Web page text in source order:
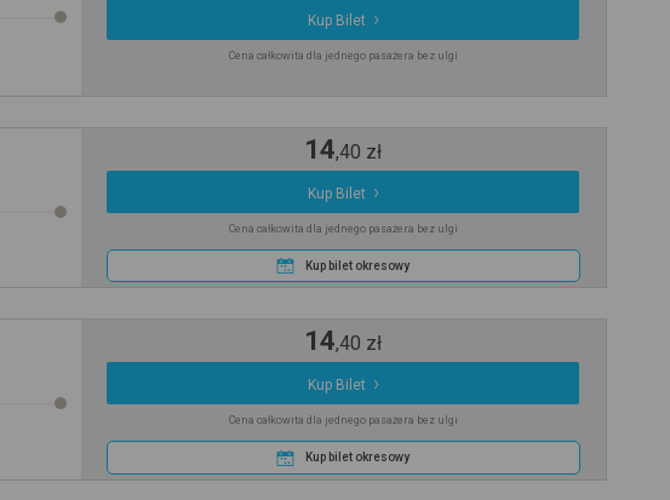
Kup Bilet
Cena całkowita dla jednego pasażera bez ulgi
14,40 zł
Kup Bilet
Cena całkowita dla jednego pasażera bez ulgi
Kup bilet okresowy
14,40 zł
Kup Bilet
Cena całkowita dla jednego pasażera bez ulgi
Kup bilet okresowy